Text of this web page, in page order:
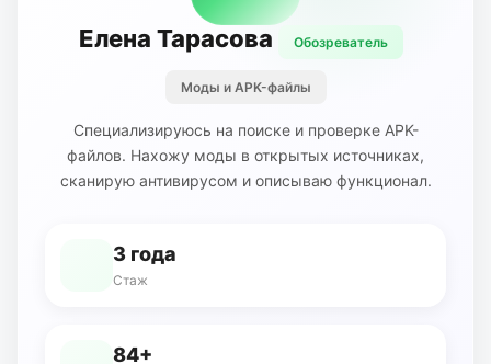
Елена Тарасова Обозреватель
Моды и APK-файлы
Специализируюсь на поиске и проверке APK-
файлов. Нахожу моды в открытых источниках,
сканирую антивирусом и описываю функционал.
3 года
Стаж
84+